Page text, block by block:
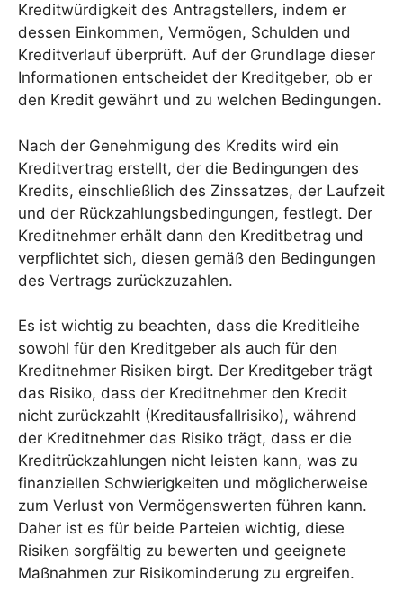
Kreditwürdigkeit des Antragstellers, indem er
dessen Einkommen, Vermögen, Schulden und
Kreditverlauf überprüft. Auf der Grundlage dieser
Informationen entscheidet der Kreditgeber, ob er
den Kredit gewährt und zu welchen Bedingungen.
Nach der Genehmigung des Kredits wird ein
Kreditvertrag erstellt, der die Bedingungen des
Kredits, einschließlich des Zinssatzes, der Laufzeit
und der Rückzahlungsbedingungen, festlegt. Der
Kreditnehmer erhält dann den Kreditbetrag und
verpflichtet sich, diesen gemäß den Bedingungen
des Vertrags zurückzuzahlen.
Es ist wichtig zu beachten, dass die Kreditleihe
sowohl für den Kreditgeber als auch für den
Kreditnehmer Risiken birgt. Der Kreditgeber trägt
das Risiko, dass der Kreditnehmer den Kredit
nicht zurückzahlt (Kreditausfallrisiko), während
der Kreditnehmer das Risiko trägt, dass er die
Kreditrückzahlungen nicht leisten kann, was zu
finanziellen Schwierigkeiten und möglicherweise
zum Verlust von Vermögenswerten führen kann.
Daher ist es für beide Parteien wichtig, diese
Risiken sorgfältig zu bewerten und geeignete
Maßnahmen zur Risikominderung zu ergreifen.